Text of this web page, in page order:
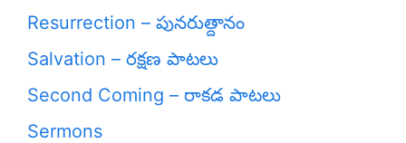
Resurrection – పునరుత్దానం
Salvation – రక్షణ పాటలు
Second Coming – రాకడ పాటలు
Sermons